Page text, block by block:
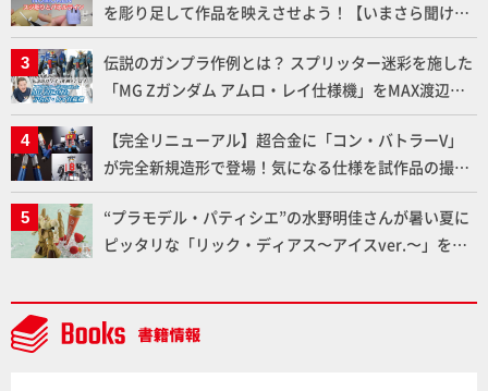
を彫り足して作品を映えさせよう！【いまさら聞けな
いプラモデルの基礎：スジ彫りとパネルライン】
伝説のガンプラ作例とは？ スプリッター迷彩を施した
「MG Zガンダム アムロ・レイ仕様機」をMAX渡辺が
ふたたび塗る!!【試し読み】
【完全リニューアル】超合金に「コン・バトラーV」
が完全新規造形で登場！気になる仕様を試作品の撮り
下ろしでご紹介!!さらに「大鉄人17」＆「ワンエイ
ト」セット情報もお届け！【超合金の魂】
“プラモデル・パティシエ”の水野明佳さんが暑い夏に
ピッタリな「リック・ディアス〜アイスver.〜」を製